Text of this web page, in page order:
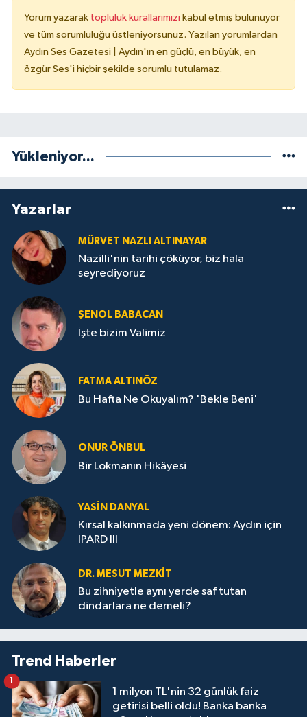
Yorum yazarak topluluk kurallarımızı kabul etmiş bulunuyor
ve tüm sorumluluğu üstleniyorsunuz. Yazılan yorumlardan
Aydın Ses Gazetesi | Aydın'ın en güçlü, en büyük, en
özgür Ses'i hiçbir şekilde sorumlu tutulamaz.
Yükleniyor...
Yazarlar
MÜRVET NAZLI ALTINAYAR
Nazilli'nin tarihi çöküyor, biz hala
seyrediyoruz
ŞENOL BABACAN
İşte bizim Valimiz
FATMA ALTINÖZ
Bu Hafta Ne Okuyalım? 'Bekle Beni'
ONUR ÖNBUL
Bir Lokmanın Hikâyesi
YASIN DANYAL
Kırsal kalkınmada yeni dönem: Aydın için
IPARD III
DR. MESUT MEZKIT
Bu zihniyetle aynı yerde saf tutan
dindarlara ne demeli?
Trend Haberler
1 milyon TL'nin 32 günlük faiz
getirisi belli oldu! Banka banka
1